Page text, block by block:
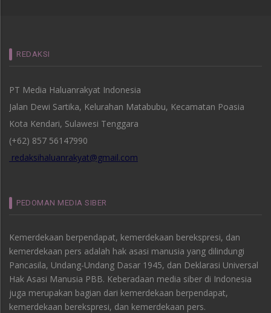
REDAKSI
PT Media Haluanrakyat Indonesia
Jalan Dewi Sartika, Kelurahan Matabubu, Kecamatan Poasia
Kota Kendari, Sulawesi Tenggara
(+62) 857 56147990
redaksihaluanrakyat@gmail.com
PEDOMAN MEDIA SIBER
Kemerdekaan berpendapat, kemerdekaan berekspresi, dan
kemerdekaan pers adalah hak asasi manusia yang dilindungi
Pancasila, Undang-Undang Dasar 1945, dan Deklarasi Universal
Hak Asasi Manusia PBB. Keberadaan media siber di Indonesia
juga merupakan bagian dari kemerdekaan berpendapat,
kemerdekaan berekspresi, dan kemerdekaan pers.